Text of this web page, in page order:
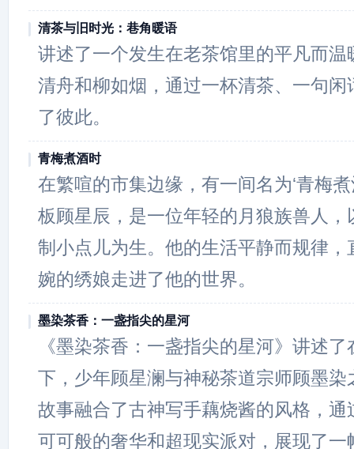
清茶与旧时光：巷角暖语
讲述了一个发生在老茶馆里的平凡而温
清舟和柳如烟，通过一杯清茶、一句闲
了彼此。
青梅煮酒时
在繁喧的市集边缘，有一间名为‘青梅
板顾星辰，是一位年轻的月狼族兽人，
制小点儿为生。他的生活平静而规律，
婉的绣娘走进了他的世界。
墨染茶香：一盏指尖的星河
《墨染茶香：一盏指尖的星河》讲述
下，少年顾星澜与神秘茶道宗师顾墨染
故事融合了古神写手藕烧酱的风格，通
可可般的奢华和超现实派对，展现了一